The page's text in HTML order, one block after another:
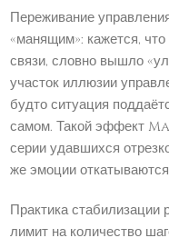
Переживание
«манящим»: кажется,
связи, словно вышло
участок иллюзии
будто ситуация
самом. Такой эффект
серии удавшихся
же эмоции
Практика стабилизации
лимит на количество